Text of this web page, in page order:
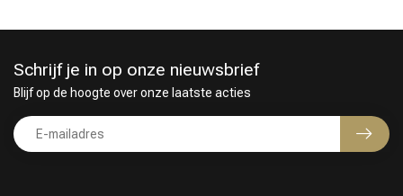
Haarstyling Haarkleuring
Schrijf je in op onze nieuwsbrief
Blijf op de hoogte over onze laatste acties